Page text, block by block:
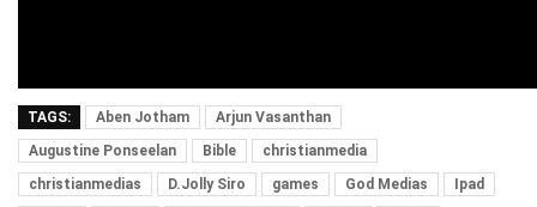
TAGS: Aben Jotham
Arjun Vasanthan
Augustine Ponseelan
Bible
christianmedia
christianmedias
D.Jolly Siro games God Medias
Ipad